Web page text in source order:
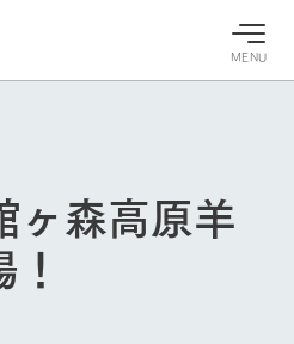
MENU
いる情報
ヶ森高原羊